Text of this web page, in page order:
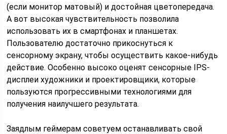
(если монитор матовый) и достойная цветопередача.
А вот высокая чувствительность позволила
использовать их в смартфонах и планшетах.
Пользователю достаточно прикоснуться к
сенсорному экрану, чтобы осуществить какое-нибудь
действие. Особенно высоко оценят сенсорные IPS-
дисплеи художники и проектировщики, которые
пользуются прогрессивными технологиями для
получения наилучшего результата.
Заядлым геймерам советуем останавливать свой